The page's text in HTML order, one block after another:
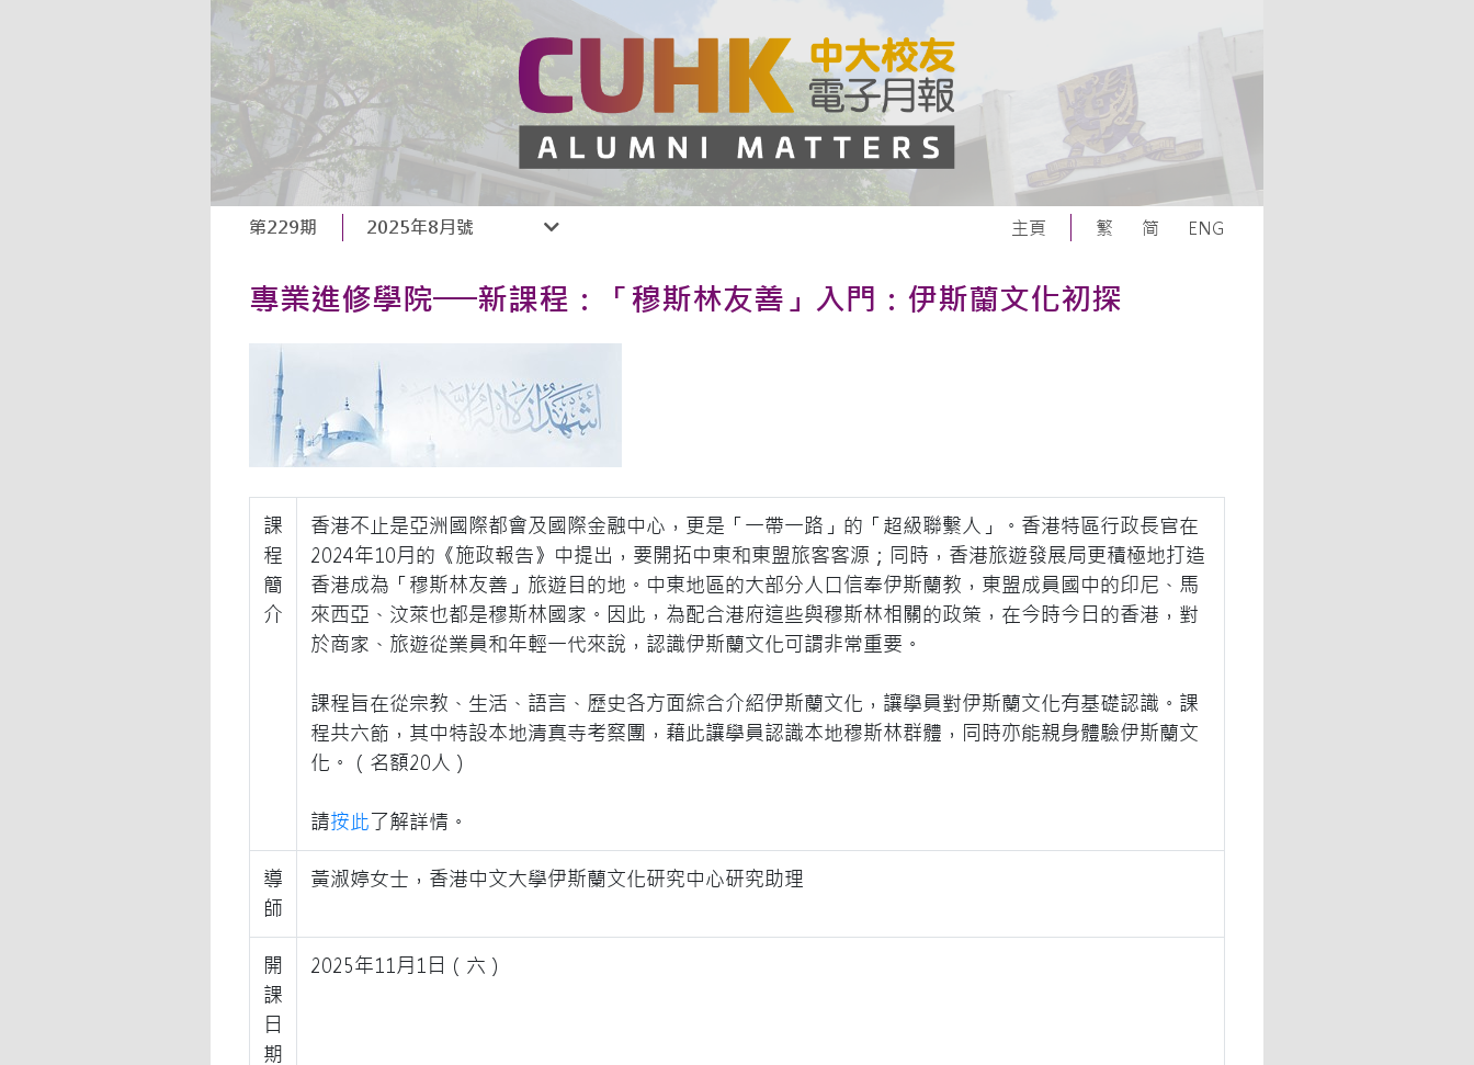
第229期 2025年8月號 主頁 繁 简 ENG
專業進修學院──新課程：「穆斯林友善」入門：伊斯蘭文化初探
課
程
簡
介
香港不止是亞洲國際都會及國際金融中心，更是「一帶一路」的「超級聯繫人」。香港特區行政長官在
2024年10月的《施政報告》中提出，要開拓中東和東盟旅客客源；同時，香港旅遊發展局更積極地打造
香港成為「穆斯林友善」旅遊目的地。中東地區的大部分人口信奉伊斯蘭教，東盟成員國中的印尼、馬
來西亞、汶萊也都是穆斯林國家。因此，為配合港府這些與穆斯林相關的政策，在今時今日的香港，對
於商家、旅遊從業員和年輕一代來說，認識伊斯蘭文化可謂非常重要。
課程旨在從宗教、生活、語言、歷史各方面綜合介紹伊斯蘭文化，讓學員對伊斯蘭文化有基礎認識。課
程共六節，其中特設本地清真寺考察團，藉此讓學員認識本地穆斯林群體，同時亦能親身體驗伊斯蘭文
化。（名額20人）
請按此了解詳情。
導
師
黃淑婷女士，香港中文大學伊斯蘭文化研究中心研究助理
開
課
日
期
2025年11月1日（六）